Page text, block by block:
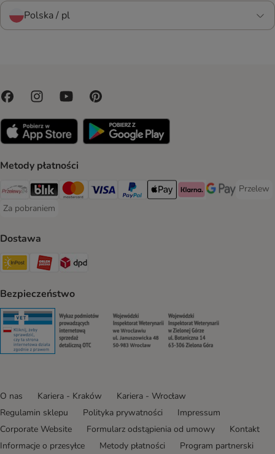
Polska / pl
Metody płatności
Przelewy24 Payment Method
Blik Payment Method
MasterCard Payment Method
Visa Payment Method
PayPal Payment Method
Apple Pay Payment Method
Klarna Payment Method
Google Pay
Przelew
Przelew
Za pobraniem
Za pobraniem Payment Method
Dostawa
Paczkomat® Shipping Method
ORLEN Paczka Shipping Method
Bezpieczeństwo
Security Security Security
O nas Kariera - Kraków
Kariera - Wrocław
Regulamin sklepu
Polityka prywatności
Impressum
Corporate Website
Formularz odstąpienia od umowy
Kontakt
Informacje o przesyłce
Metody płatności Program partnerski